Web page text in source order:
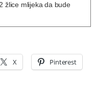
žlice mlijeka da bude
X Pinterest